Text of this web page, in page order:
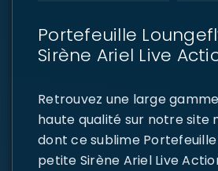
Portefeuille
Sirène Ariel Live
Retrouvez une large
haute qualité sur notre site
dont ce sublime Portefeuille
petite Sirène Ariel Live